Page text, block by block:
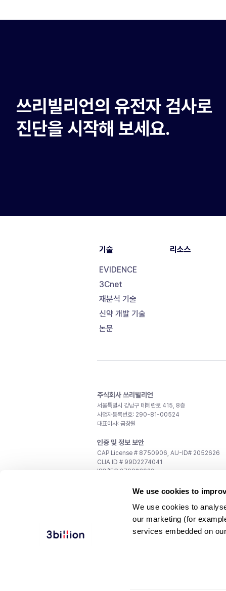
We use cookies to
We use cookies to
our marketing (for
services embedded on
쓰리빌리언의 유전자 검사로
진단을 시작해 보세요.
기술
EVIDENCE
3Cnet
재분석 기술
신약 개발 기술
논문
리소스
주식회사 쓰리빌리언
서울특별시 강남구 테헤란로 415, 8층
사업자등록번호: 290-81-00524
대표이사: 금창원
인증 및 정보 보안
CAP License # 8750906, AU-ID# 2052626
CLIA ID # 99D2274041
ISO/IEC 27001:2022
recruiting@3billion.io
ir@3billion.io